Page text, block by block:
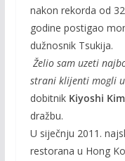
nakon rekorda od
godine postigao
dužnosnik Tsukija.
Želio sam uzeti
strani klijenti mogli
dobitnik Kiyoshi
dražbu.
U siječnju 2011.
restorana u Hong